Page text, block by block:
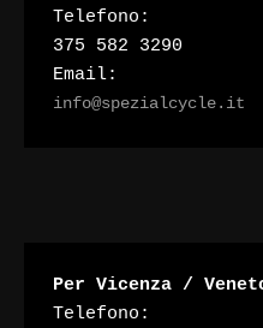
Telefono:
375 582 3290
Email:
info@spezialcycle.it
Per Vicenza /
Telefono: